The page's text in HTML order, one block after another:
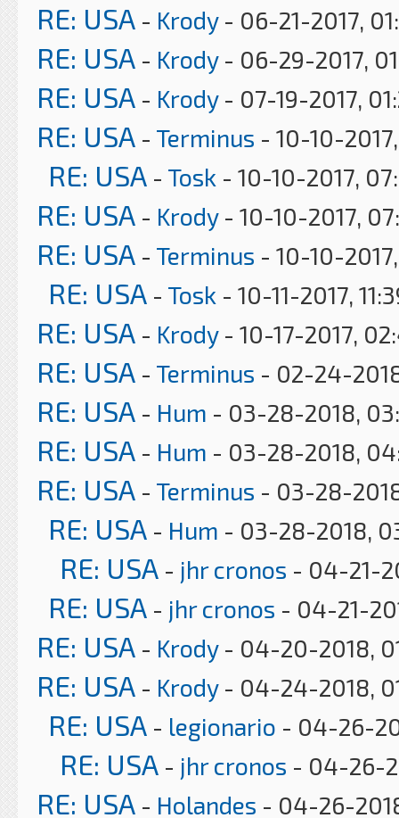
RE: USA - Krody- 06-21-2017,
RE: USA - Krody- 06-29-2017,
RE: USA - Krody- 07-19-2017,
RE: USA - Terminus - 10-10-
RE: USA - Tosk - 10-10-2017,
RE: USA - Krody- 10-10-2017,
RE: USA - Terminus - 10-10-
RE: USA - Tosk - 10-11-2017,
RE: USA - Krody- 10-17-2017,
RE: USA - Terminus - 02-24-
RE: USA - Hum - 03-28-2018,
RE: USA - Hum - 03-28-2018,
RE: USA - Terminus - 03-28-
RE: USA - Hum - 03-28-2018,
RE: USA - jhr cronos - 04-21-
RE: USA - jhr cronos - 04-21-
RE: USA - Krody- 04-20-2018,
RE: USA - Krody- 04-24-2018,
RE: USA - legionario - 04-26-
RE: USA - jhr cronos - 04-26-
RE: USA - Holandes - 04-26-